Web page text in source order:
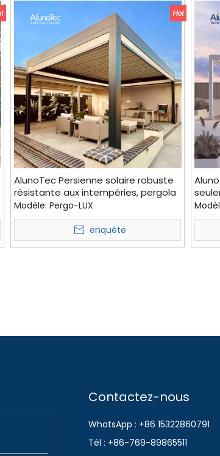
AlunoTec Persienne solaire robuste
résistante aux intempéries, pergola
en vinyle, terrasse, véranda, toit
Purgola
Modèle: Pergo-LUX
enquête
Contactez-nous
WhatsApp : +86 15322860791
Tél : +86-769-89865511